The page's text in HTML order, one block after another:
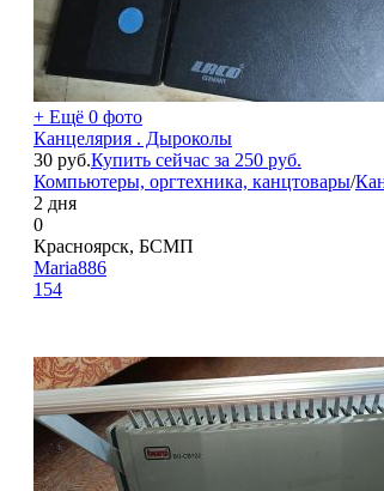
+ Ещё 0 фото
Канцелярия . Дыроколы
30 руб.Купить сейчас за 250 руб.
Компьютеры, оргтехника, канцтовары/
2 дня
0
Красноярск, БСМП
Maria886
154